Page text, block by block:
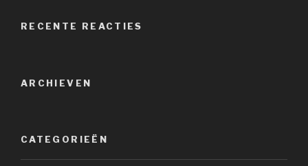
RECENTE REACTIES
ARCHIEVEN
CATEGORIEËN